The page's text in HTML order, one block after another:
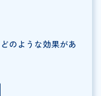
のような効果があ